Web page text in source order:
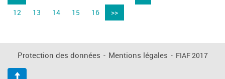
12
13 14 15 16 >>
Protection des données - Mentions légales - FIAF 2017